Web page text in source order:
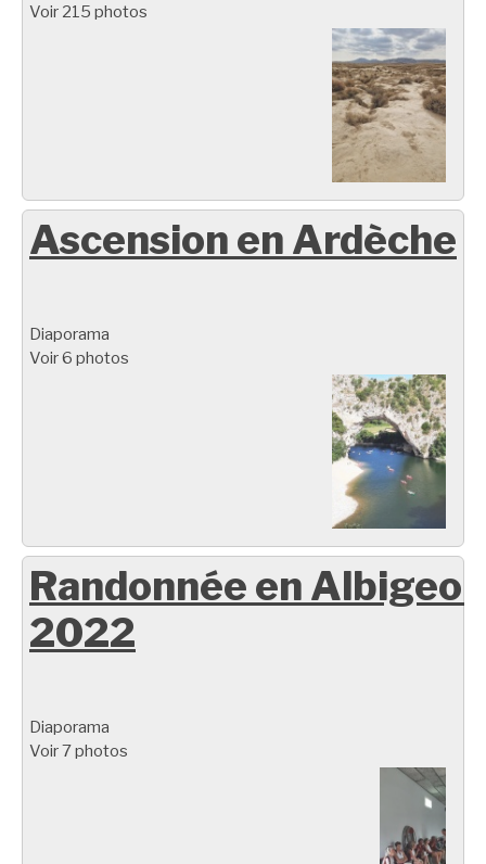
Voir 215 photos
Ascension en Ardèche
Diaporama
Voir 6 photos
Randonnée en
2022
Diaporama
Voir 7 photos